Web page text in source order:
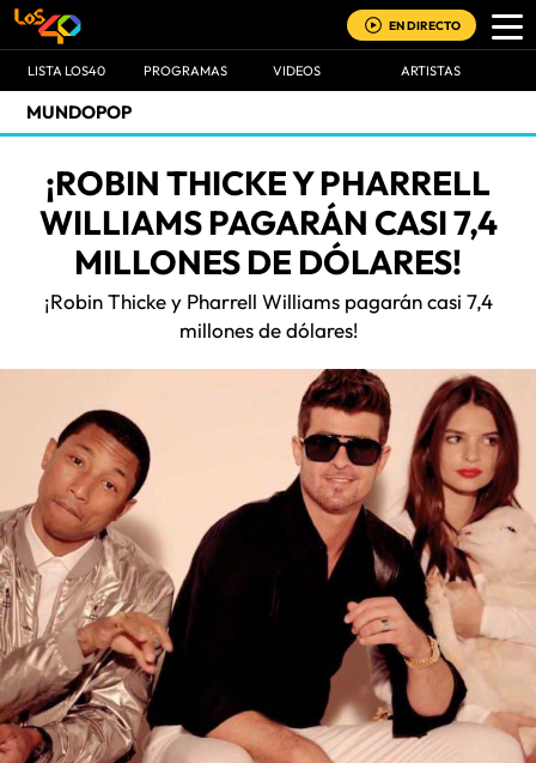
EN DIRECTO
LISTA LOS40 PROGRAMAS VIDEOS ARTISTAS
MUNDOPOP
¡ROBIN THICKE Y PHARRELL
WILLIAMS PAGARÁN CASI 7,4
MILLONES DE DÓLARES!
¡Robin Thicke y Pharrell Williams pagarán casi 7,4
millones de dólares!